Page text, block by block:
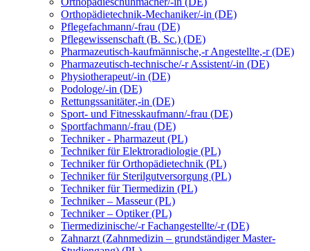
Orthopädietechnik-Mechaniker/-in (DE)
Pflegefachmann/-frau (DE)
Pflegewissenschaft (B. Sc.) (DE)
Pharmazeutisch-kaufmännische,-r Angestellte,-r (DE)
Pharmazeutisch-technische/-r Assistent/-in (DE)
Physiotherapeut/-in (DE)
Podologe/-in (DE)
Rettungssanitäter,-in (DE)
Sport- und Fitnesskaufmann/-frau (DE)
Sportfachmann/-frau (DE)
Techniker - Pharmazeut (PL)
Techniker für Elektroradiologie (PL)
Techniker für Orthopädietechnik (PL)
Techniker für Sterilgutversorgung (PL)
Techniker für Tiermedizin (PL)
Techniker – Masseur (PL)
Techniker – Optiker (PL)
Tiermedizinische/-r Fachangestellte/-r (DE)
Zahnarzt (Zahnmedizin – grundständiger Master-